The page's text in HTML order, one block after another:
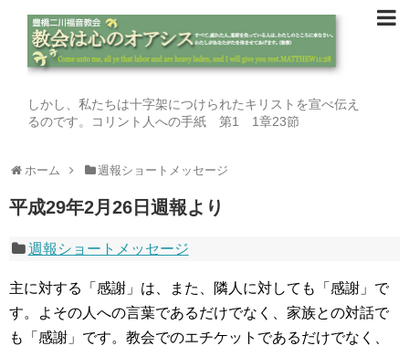
しかし、私たちは十字架につけられたキリストを宣べ伝え
るのです。コリント人への手紙 第1 1章23節
ホーム 週報ショートメッセージ
平成29年2月26日週報より
週報ショートメッセージ
主に対する「感謝」は、また、隣人に対しても「感謝」で
す。よその人への言葉であるだけでなく、家族との対話で
も「感謝」です。教会でのエチケットであるだけでなく、